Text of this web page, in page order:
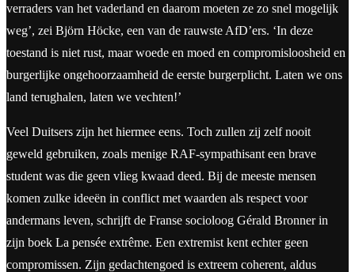
verraders van het vaderland en daarom moeten ze zo snel mogelijk
weg’, zei Björn Höcke, een van de rauwste AfD’ers. ‘In deze
toestand is niet rust, maar woede en moed en compromisloosheid en
burgerlijke ongehoorzaamheid de eerste burgerplicht. Laten we ons
land terughalen, laten we vechten!’
Veel Duitsers zijn het hiermee eens. Toch zullen zij zelf nooit
geweld gebruiken, zoals menige RAF-sympathisant een brave
student was die geen vlieg kwaad deed. Bij de meeste mensen
komen zulke ideeën in conflict met waarden als respect voor
andermans leven, schrijft de Franse socioloog Gérald Bronner in
zijn boek La pensée extrême. Een extremist kent echter geen
compromissen. Zijn gedachtengoed is extreem coherent, aldus